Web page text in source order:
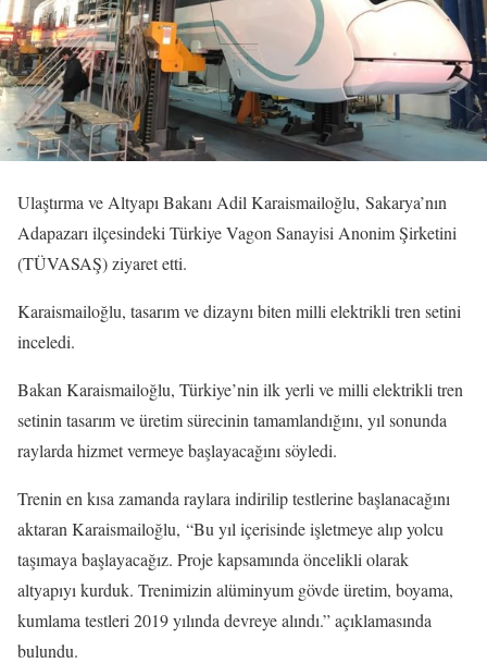
Ulaştırma ve Altyapı Bakanı Adil Karaismailoğlu, Sakarya’nın
Adapazarı ilçesindeki Türkiye Vagon Sanayisi Anonim Şirketini
(TÜVASAŞ) ziyaret etti.
Karaismailoğlu, tasarım ve dizaynı biten milli elektrikli tren setini
inceledi.
Bakan Karaismailoğlu, Türkiye’nin ilk yerli ve milli elektrikli tren
setinin tasarım ve üretim sürecinin tamamlandığını, yıl sonunda
raylarda hizmet vermeye başlayacağını söyledi.
Trenin en kısa zamanda raylara indirilip testlerine başlanacağını
aktaran Karaismailoğlu, “Bu yıl içerisinde işletmeye alıp yolcu
taşımaya başlayacağız. Proje kapsamında öncelikli olarak
altyapıyı kurduk. Trenimizin alüminyum gövde üretim, boyama,
kumlama testleri 2019 yılında devreye alındı.” açıklamasında
bulundu.